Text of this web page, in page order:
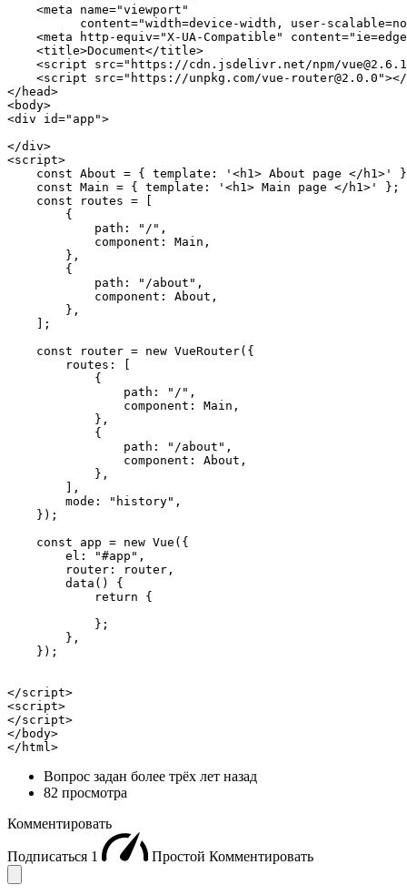
    <meta name="viewport"
content="width=device-width, user-
<meta http-equiv="X-UA-Compatible"
    <title>Document</title>
<script src="https://cdn.jsdelivr.net/npm/
<script src="https://unpkg.com/vue-
</head>
<body>
<div id="app">
</div>
<script>
const About = { template: '<h1> About page </h1>'
    const Main = { template: '<h1> Main page </h1>' };
    const routes = [
        {
            path: "/",
            component: Main,
        },
        {
            path: "/about",
            component: About,
        },
    ];
    const router = new VueRouter({
        routes: [
            {
                path: "/",
                component: Main,
            },
            {
                path: "/about",
                component: About,
            },
        ],
        mode: "history",
    });
    const app = new Vue({
        el: "#app",
        router: router,
        data() {
            return {
            };
        },
    });
</script>
<script>
</script>
</body>
</html>
Вопрос задан более трёх лет назад
82 просмотра
Комментировать
Подписаться 1 Простой Комментировать